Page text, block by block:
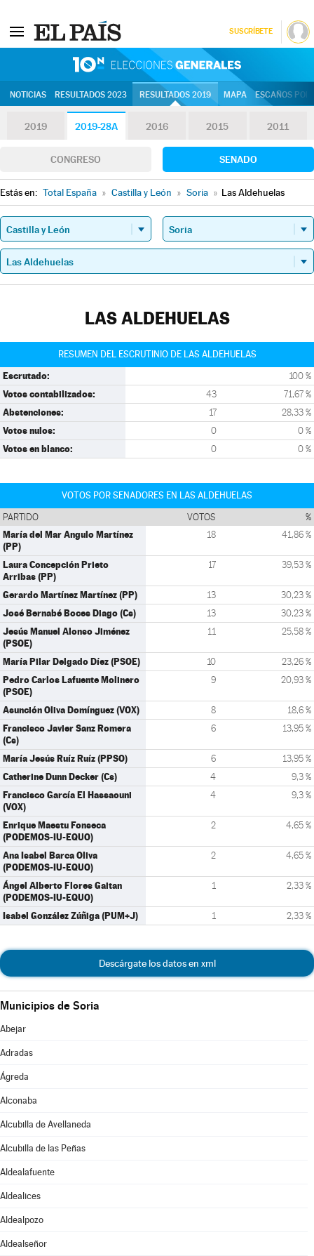
SUSCRÍBETE
NOTICIAS RESULTADOS 2023 RESULTADOS 2019 MAPA ESCAÑOS
2019 2019-28A 2016 2015 2011
CONGRESO SENADO
Estás en: Total España » Castilla y León » Soria » Las Aldehuelas
LAS ALDEHUELAS
RESUMEN DEL ESCRUTINIO DE LAS ALDEHUELAS
Escrutado: 100 %
Votos contabilizados: 43 71,67 %
Abstenciones: 17 28,33 %
Votos nulos: 0 0 %
Votos en blanco: 0 0 %
VOTOS POR SENADORES EN LAS ALDEHUELAS
PARTIDO VOTOS %
María del Mar Angulo Martínez
(PP)
18 41,86 %
Laura Concepción Prieto
Arribas (PP)
17 39,53 %
Gerardo Martínez Martínez (PP) 13 30,23 %
José Bernabé Boces Diago (Cs) 13 30,23 %
Jesús Manuel Alonso Jiménez
(PSOE)
11 25,58 %
María Pilar Delgado Díez (PSOE) 10 23,26 %
Pedro Carlos Lafuente Molinero
(PSOE)
9 20,93 %
Asunción Oliva Domínguez (VOX) 8 18,6 %
Francisco Javier Sanz Romera
(Cs)
6 13,95 %
María Jesús Ruíz Ruíz (PPSO) 6 13,95 %
Catherine Dunn Decker (Cs) 4 9,3 %
Francisco García El Hassaouni
(VOX)
4 9,3 %
Enrique Maestu Fonseca
(PODEMOS-IU-EQUO)
2 4,65 %
Ana Isabel Barca Oliva
(PODEMOS-IU-EQUO)
2 4,65 %
Ángel Alberto Flores Gaitan
(PODEMOS-IU-EQUO)
1 2,33 %
Isabel González Zúñiga (PUM+J) 1 2,33 %
Descárgate los datos en xml
Municipios de Soria
Abejar
Adradas
Ágreda
Alconaba
Alcubilla de Avellaneda
Alcubilla de las Peñas
Aldealafuente
Aldealices
Aldealpozo
Aldealseñor